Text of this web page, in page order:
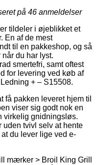
på 46 anmeldelser
tildeler i øjeblikket et
En af de mest
til en pakkeshop, og så
du har lyst.
smertefri, samt oftest
for levering ved køb af
+ – S15508.
få pakken leveret hjem til
viser sig godt nok en
virkelig gnidningsløs.
uden tvivl selv at hente
du lever lige ved e-
mærker > Broil King Grill